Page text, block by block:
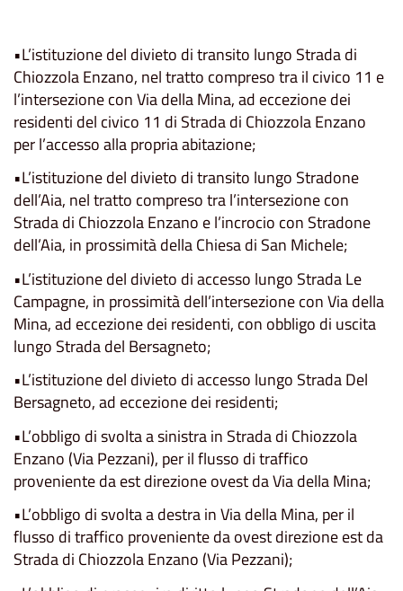
•L’istituzione del divieto di transito lungo Strada di
Chiozzola Enzano, nel tratto compreso tra il civico 11 e
l’intersezione con Via della Mina, ad eccezione dei
residenti del civico 11 di Strada di Chiozzola Enzano
per l’accesso alla propria abitazione;
•L’istituzione del divieto di transito lungo Stradone
dell’Aia, nel tratto compreso tra l’intersezione con
Strada di Chiozzola Enzano e l’incrocio con Stradone
dell’Aia, in prossimità della Chiesa di San Michele;
•L’istituzione del divieto di accesso lungo Strada Le
Campagne, in prossimità dell’intersezione con Via della
Mina, ad eccezione dei residenti, con obbligo di uscita
lungo Strada del Bersagneto;
•L’istituzione del divieto di accesso lungo Strada Del
Bersagneto, ad eccezione dei residenti;
•L’obbligo di svolta a sinistra in Strada di Chiozzola
Enzano (Via Pezzani), per il flusso di traffico
proveniente da est direzione ovest da Via della Mina;
•L’obbligo di svolta a destra in Via della Mina, per il
flusso di traffico proveniente da ovest direzione est da
Strada di Chiozzola Enzano (Via Pezzani);